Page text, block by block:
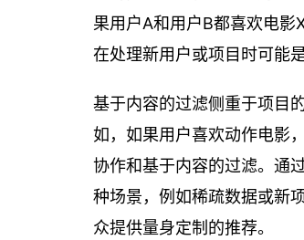
果用户A和用户B都喜欢电
在处理新用户或项目时可能是
基于内容的过滤侧重于项目
如，如果用户喜欢动作电影
协作和基于内容的过滤。通
种场景，例如稀疏数据或新
众提供量身定制的推荐。